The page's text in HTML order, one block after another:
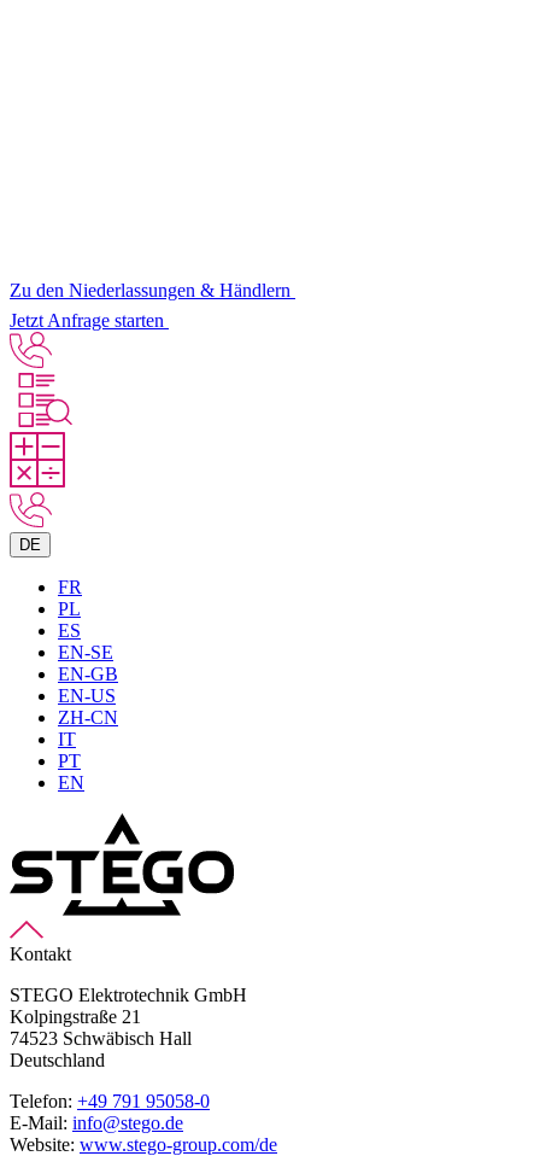
Zu den Niederlassungen & Händlern
Jetzt Anfrage starten
DE
FR
PL
ES
EN-SE
EN-GB
EN-US
ZH-CN
IT
PT
EN
Kontakt
STEGO Elektrotechnik GmbH
Kolpingstraße 21
74523 Schwäbisch Hall
Deutschland
Telefon: +49 791 95058-0
E-Mail: info@stego.de
Website: www.stego-group.com/de